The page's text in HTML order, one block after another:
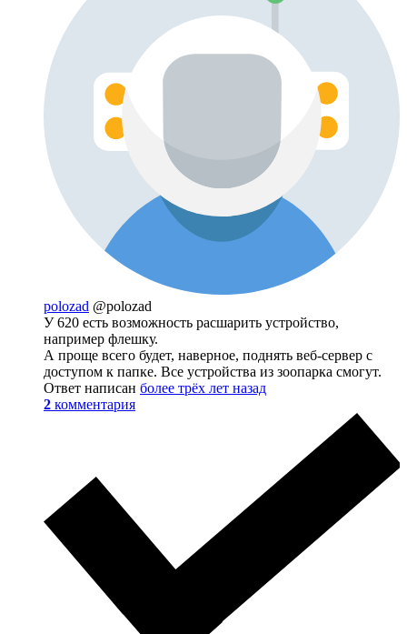
polozad @polozad
У 620 есть возможность расшарить устройство,
например флешку.
А проще всего будет, наверное, поднять веб-сервер с
доступом к папке. Все устройства из зоопарка смогут.
Ответ написан более трёх лет назад
2 комментария